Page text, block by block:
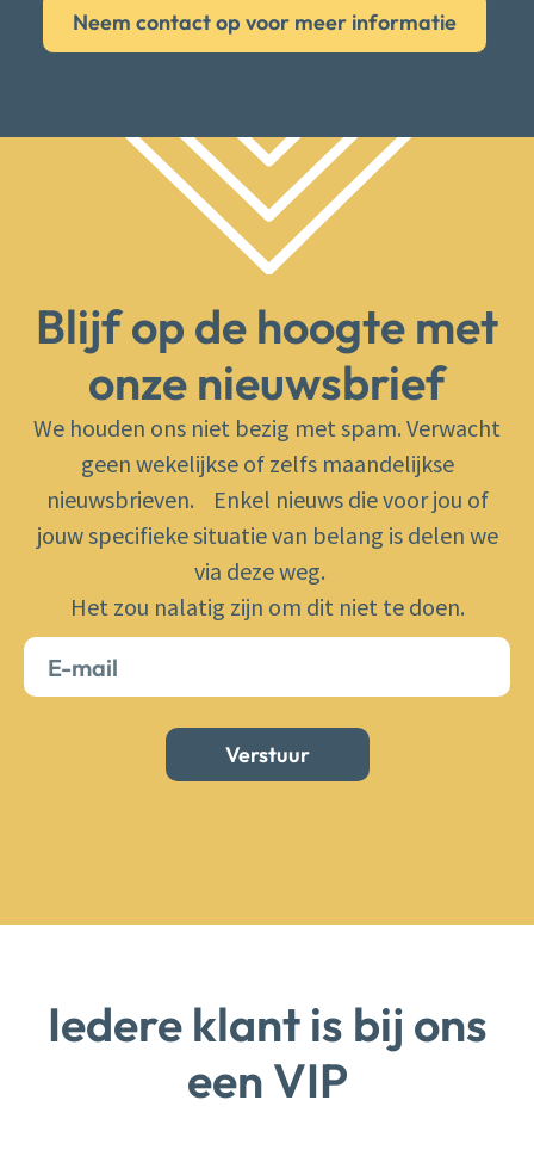
Neem contact op voor meer informatie
Blijf op de hoogte met
onze nieuwsbrief
We houden ons niet bezig met spam. Verwacht
geen wekelijkse of zelfs maandelijkse
nieuwsbrieven. Enkel nieuws die voor jou of
jouw specifieke situatie van belang is delen we
via deze weg.
Het zou nalatig zijn om dit niet te doen.
Verstuur
Iedere klant is bij ons
een VIP